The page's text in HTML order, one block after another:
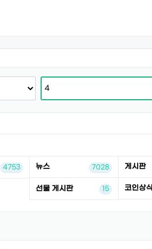
4753 뉴스 7028 게시판
선물 게시판 15 코인상식